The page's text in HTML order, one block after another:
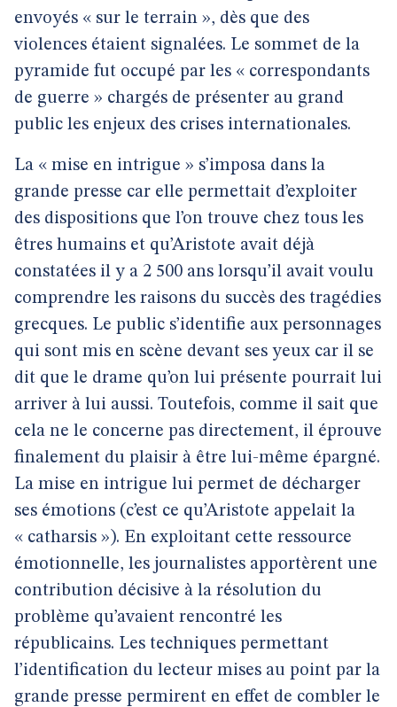
envoyés « sur le terrain », dès que des
violences étaient signalées. Le sommet de la
pyramide fut occupé par les « correspondants
de guerre » chargés de présenter au grand
public les enjeux des crises internationales.
La « mise en intrigue » s’imposa dans la
grande presse car elle permettait d’exploiter
des dispositions que l’on trouve chez tous les
êtres humains et qu’Aristote avait déjà
constatées il y a 2 500 ans lorsqu’il avait voulu
comprendre les raisons du succès des tragédies
grecques. Le public s’identifie aux personnages
qui sont mis en scène devant ses yeux car il se
dit que le drame qu’on lui présente pourrait lui
arriver à lui aussi. Toutefois, comme il sait que
cela ne le concerne pas directement, il éprouve
finalement du plaisir à être lui-même épargné.
La mise en intrigue lui permet de décharger
ses émotions (c’est ce qu’Aristote appelait la
« catharsis »). En exploitant cette ressource
émotionnelle, les journalistes apportèrent une
contribution décisive à la résolution du
problème qu’avaient rencontré les
républicains. Les techniques permettant
l’identification du lecteur mises au point par la
grande presse permirent en effet de combler le